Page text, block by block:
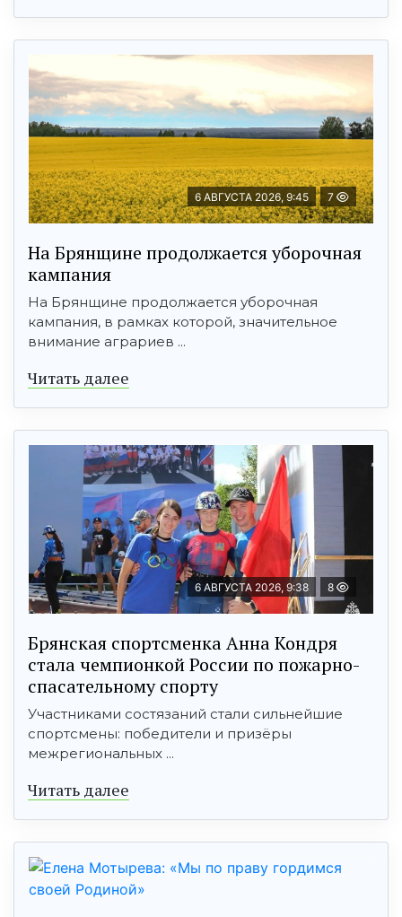
6 АВГУСТА 2026, 9:45 7
На Брянщине продолжается уборочная
кампания
На Брянщине продолжается уборочная
кампания, в рамках которой, значительное
внимание аграриев ...
Читать далее
6 АВГУСТА 2026, 9:38 8
Брянская спортсменка Анна Кондря
стала чемпионкой России по пожарно-
спасательному спорту
Участниками состязаний стали сильнейшие
спортсмены: победители и призёры
межрегиональных ...
Читать далее